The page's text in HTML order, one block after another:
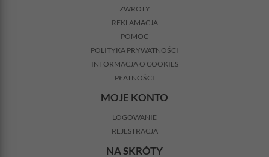
ZWROTY
REKLAMACJA
POMOC
POLITYKA PRYWATNOŚCI
INFORMACJA O COOKIES
PŁATNOŚCI
MOJE KONTO
LOGOWANIE
REJESTRACJA
NA SKRÓTY